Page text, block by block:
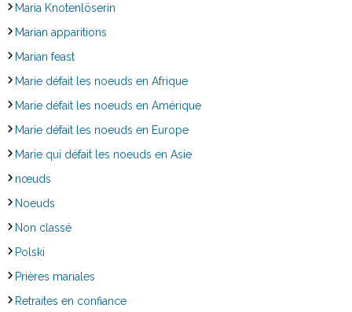
Maria Knotenlöserin
Marian apparitions
Marian feast
Marie défait les noeuds en Afrique
Marie défait les noeuds en Amérique
Marie défait les noeuds en Europe
Marie qui défait les noeuds en Asie
nœuds
Noeuds
Non classé
Polski
Prières mariales
Retraites en confiance